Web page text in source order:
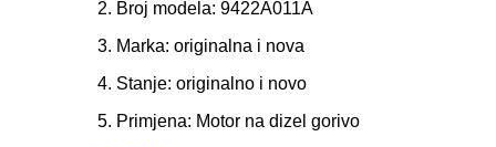
2. Broj modela: 9422A011A
3. Marka: originalna i nova
4. Stanje: originalno i novo
5. Primjena: Motor na dizel gorivo